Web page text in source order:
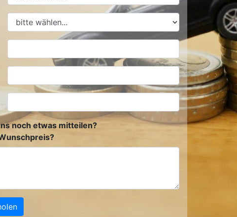
noch etwas mitteilen?